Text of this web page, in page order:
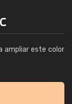
ampliar este color